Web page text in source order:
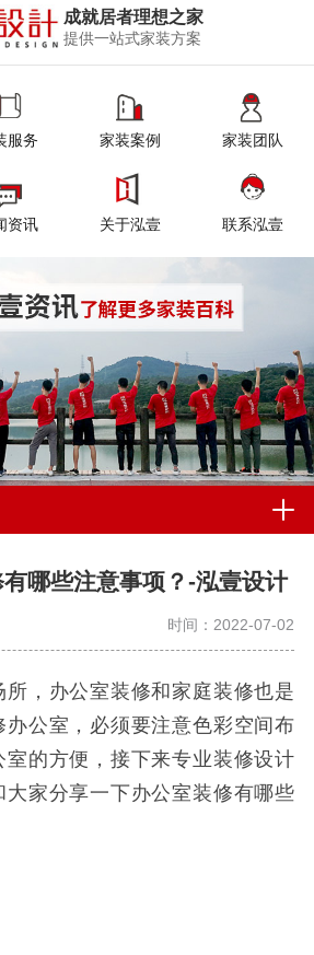
成就居者理想之家
提供一站式家装方案
服务 家装案例 家装团队
资讯 关于泓壹 联系泓壹
哪些注意事项？-泓壹设计
时间：2022-07-02
所，办公室装修和家庭装修也是
办公室，必须要注意色彩空间布
室的方便，接下来专业装修设计
大家分享一下办公室装修有哪些